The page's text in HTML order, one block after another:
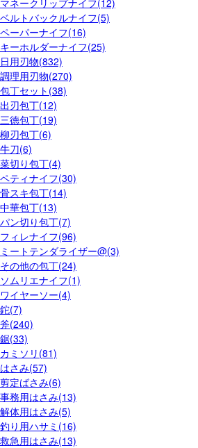
マネークリップナイフ(12)
ベルトバックルナイフ(5)
ペーパーナイフ(16)
キーホルダーナイフ(25)
日用刃物(832)
調理用刃物(270)
包丁セット(38)
出刃包丁(12)
三徳包丁(19)
柳刃包丁(6)
牛刀(6)
菜切り包丁(4)
ペティナイフ(30)
骨スキ包丁(14)
中華包丁(13)
パン切り包丁(7)
フィレナイフ(96)
ミートテンダライザー@(3)
その他の包丁(24)
ソムリエナイフ(1)
ワイヤーソー(4)
鉈(7)
斧(240)
鋸(33)
カミソリ(81)
はさみ(57)
剪定ばさみ(6)
事務用はさみ(13)
解体用はさみ(5)
釣り用ハサミ(16)
救急用はさみ(13)